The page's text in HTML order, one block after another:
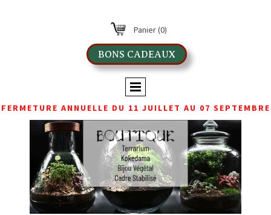
Panier(0)
BONS CADEAUX
FERMETURE ANNUELLE DU 11 JUILLET AU 07 SEPTEMBRE